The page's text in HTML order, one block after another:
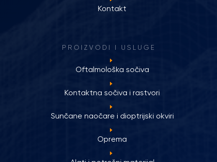
Kontakt
PROIZVODI I USLUGE
Oftalmološka sočiva
Kontaktna sočiva i rastvori
Sunčane naočare i dioptrijski okviri
Oprema